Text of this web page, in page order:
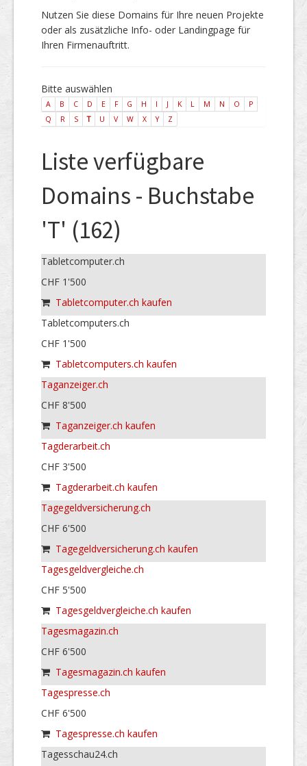
Nutzen Sie diese Domains für Ihre neuen Projekte
oder als zusätzliche Info- oder Landingpage für
Ihren Firmenauftritt.
Bitte auswählen
A B C D E F G H I J K L M N O
P
Q
R S T U V W X Y Z
Liste verfügbare
Domains - Buchstabe
'T' (162)
Tabletcomputer.ch
CHF 1'500
Tabletcomputer.ch kaufen
Tabletcomputers.ch
CHF 1'500
Tabletcomputers.ch kaufen
Taganzeiger.ch
CHF 8'500
Taganzeiger.ch kaufen
Tagderarbeit.ch
CHF 3'500
Tagderarbeit.ch kaufen
Tagegeldversicherung.ch
CHF 6'500
Tagegeldversicherung.ch kaufen
Tagesgeldvergleiche.ch
CHF 5'500
Tagesgeldvergleiche.ch kaufen
Tagesmagazin.ch
CHF 6'500
Tagesmagazin.ch kaufen
Tagespresse.ch
CHF 6'500
Tagespresse.ch kaufen
Tagesschau24.ch